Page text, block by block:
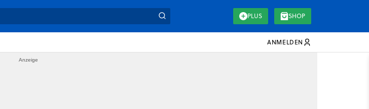
PLUS SHOP
ANMELDEN